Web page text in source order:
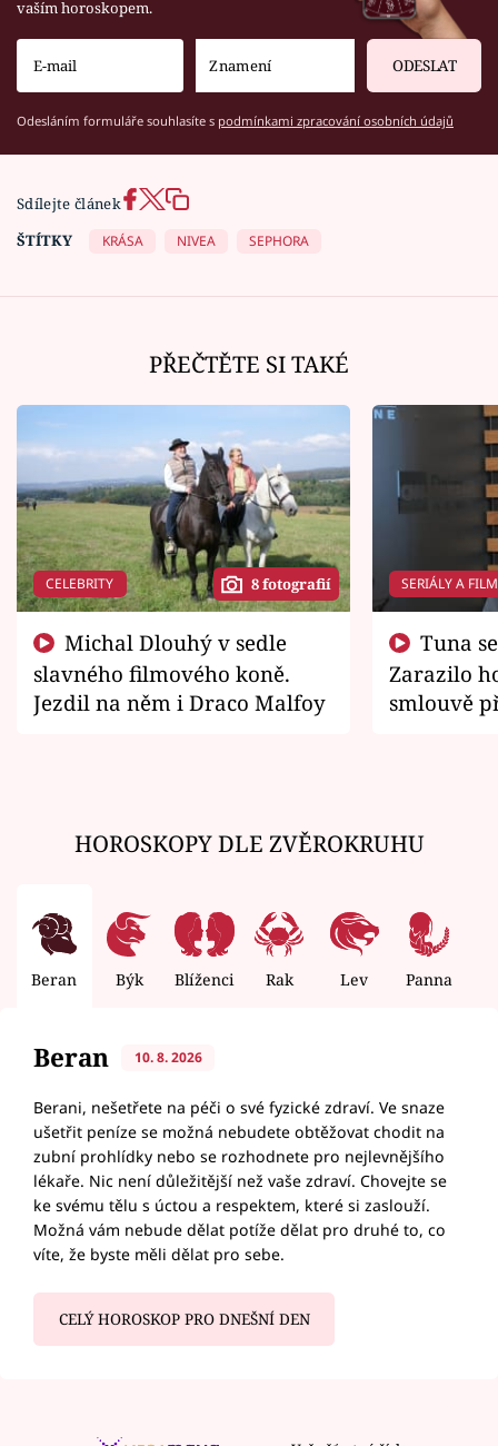
vaším horoskopem.
ODESLAT
Odesláním formuláře souhlasíte s podmínkami zpracování osobních údajů
Sdílejte článek
ŠTÍTKY
KRÁSA NIVEA SEPHORA
PŘEČTĚTE SI TAKÉ
CELEBRITY 8 fotografií
slavného filmového koně.
Jezdil na něm i Draco Malfoy
SERIÁLY A
Zarazilo
smlouvě
HOROSKOPY DLE ZVĚROKRUHU
Beran Býk Blíženci Rak Lev Panna
Beran 10. 8. 2026
Berani, nešetřete na péči o své fyzické zdraví. Ve snaze
ušetřit peníze se možná nebudete obtěžovat chodit na
zubní prohlídky nebo se rozhodnete pro nejlevnějšího
lékaře. Nic není důležitější než vaše zdraví. Chovejte se
ke svému tělu s úctou a respektem, které si zaslouží.
Možná vám nebude dělat potíže dělat pro druhé to, co
víte, že byste měli dělat pro sebe.
CELÝ HOROSKOP PRO DNEŠNÍ DEN